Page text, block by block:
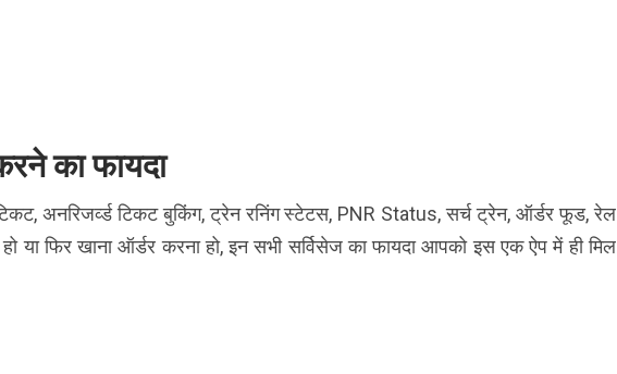
का फायदा
अनरिजर्व्ड टिकट बुकिंग, ट्रेन रनिंग स्टेटस, PNR Status, सर्च ट्रेन, ऑर्डर फूड, रेल
फिर खाना ऑर्डर करना हो, इन सभी सर्विसेज का फायदा आपको इस एक ऐप में ही मिल